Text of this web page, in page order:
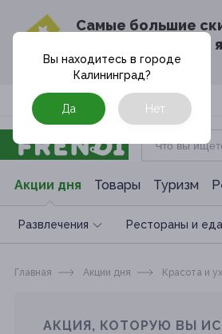
Cамые большие
в твоём почтовом
Москва
Акции дня Товары Туризм
Развлечения Рестораны и еда
Вы находитесь в городе
Калининград?
Да Нет
Главная Акции дня Красота и
АКЦИЯ, КОТОРУЮ ВЫ